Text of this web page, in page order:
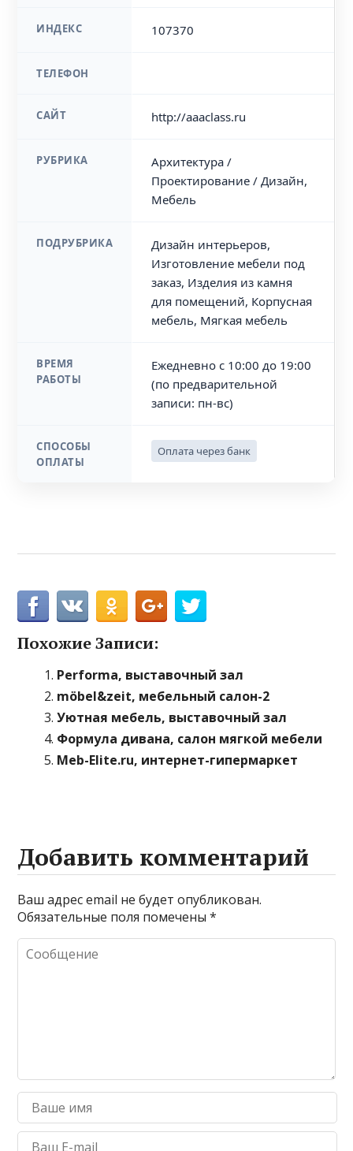
ИНДЕКС 107370
ТЕЛЕФОН
САЙТ http://aaaclass.ru
РУБРИКА
Архитектура /
Проектирование / Дизайн,
Мебель
ПОДРУБРИКА
Дизайн интерьеров,
Изготовление мебели под
заказ, Изделия из камня
для помещений, Корпусная
мебель, Мягкая мебель
ВРЕМЯ
РАБОТЫ
Ежедневно с 10:00 до 19:00
(по предварительной
записи: пн-вс)
СПОСОБЫ
ОПЛАТЫ
Оплата через банк
Похожие Записи:
Performa, выставочный зал
möbel&zeit, мебельный салон-2
Уютная мебель, выставочный зал
Формула дивана, салон мягкой мебели
Meb-Elite.ru, интернет-гипермаркет
Добавить комментарий
Ваш адрес email не будет опубликован.
Обязательные поля помечены*